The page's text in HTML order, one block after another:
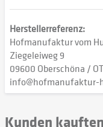
Herstellerreferenz:
Hofmanufaktur vom
Ziegeleiweg 9
09600 Oberschöna /
info@hofmanufaktur-
Kunden